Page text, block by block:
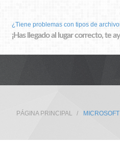
¿Tiene problemas con tipos de
¡Has llegado al lugar correcto, te
PÁGINA PRINCIPAL